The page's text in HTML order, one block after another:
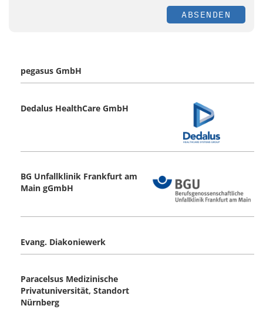
ABSENDEN
pegasus GmbH
Dedalus HealthCare GmbH
BG Unfallklinik Frankfurt am
Main gGmbH
Evang. Diakoniewerk
Paracelsus Medizinische
Privatuniversität, Standort
Nürnberg